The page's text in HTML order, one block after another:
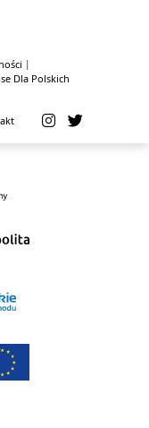
|
Dla Polskich